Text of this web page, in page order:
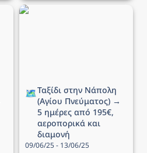
Ταξίδι στην Νάπολη
🗺️Ταξίδι στην Νάπολη
(Αγίου Πνεύματος) →
5 ημέρες από 195€,
αεροπορικά και
διαμονή
09/06/25 - 13/06/25